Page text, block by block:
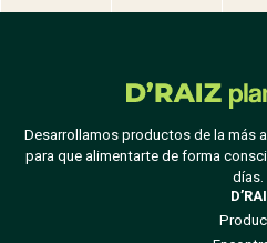
Desarrollamos productos de la más
para que alimentarte de forma
días.